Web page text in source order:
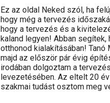
Ez az oldal Neked szól, ha
hogy még a tervezés
hogy a tervezés és a
kaland legyen! Abban
otthonod kialakításában!
majd az először pár évig
irodában dolgoztam a
levezetésében. Az eltelt 20
szakmai tudást osztom meg